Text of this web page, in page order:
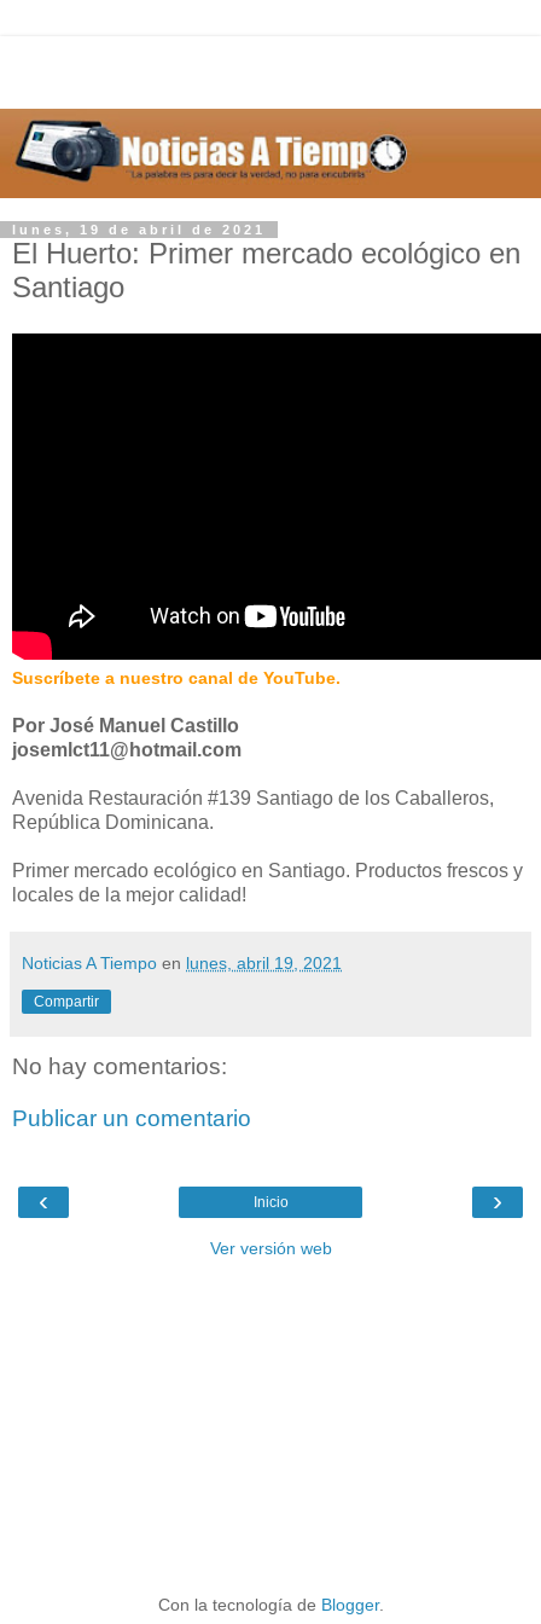
lunes, 19 de abril de 2021
El Huerto: Primer mercado ecológico en
Santiago
Suscríbete a nuestro canal de YouTube.
Por José Manuel Castillo
josemlct11@hotmail.com
Avenida Restauración #139​ Santiago de los Caballeros,
República Dominicana.
Primer mercado ecológico en Santiago. Productos frescos y
locales de la mejor calidad!
Noticias A Tiempo en lunes, abril 19, 2021
Compartir
No hay comentarios:
Publicar un comentario
‹ ›
Inicio
Ver versión web
Con la tecnología de Blogger.